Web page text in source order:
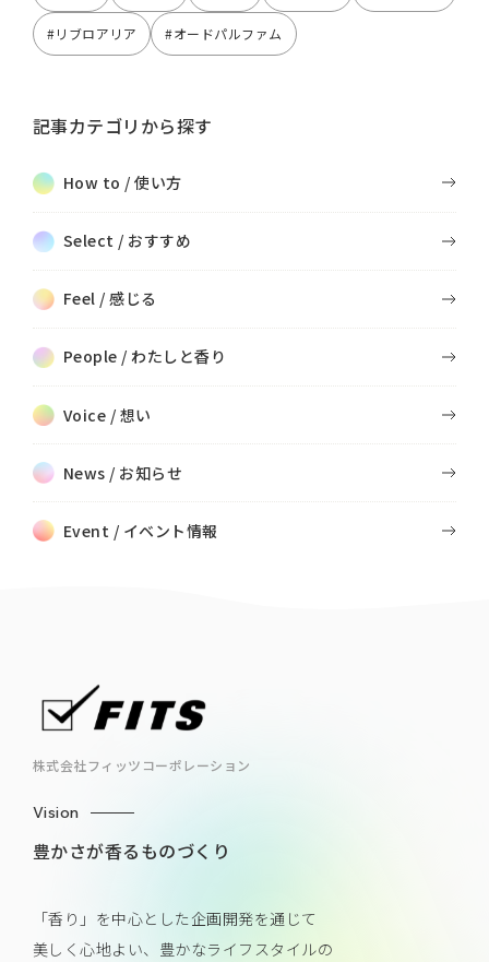
#リブロアリア #オードパルファム
記事カテゴリから探す
How to / 使い方
Select / おすすめ
Feel / 感じる
People / わたしと香り
Voice / 想い
News / お知らせ
Event / イベント情報
株式会社フィッツコーポレーション
Vision
豊かさが香るものづくり
「香り」を中心とした企画開発を通じて
美しく心地よい、豊かなライフスタイルの